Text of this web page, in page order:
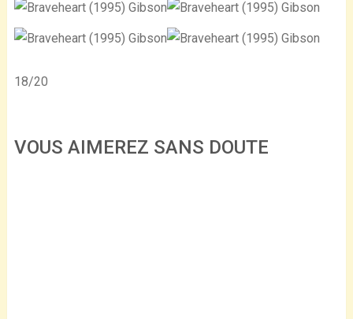
18/20
VOUS AIMEREZ SANS DOUTE